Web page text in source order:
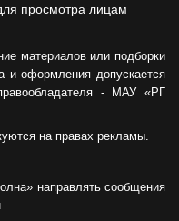
просмотра лицам
материалов или подборки
и оформления допускается
- МАУ «РГ
на правах рекламы.
направлять сообщения